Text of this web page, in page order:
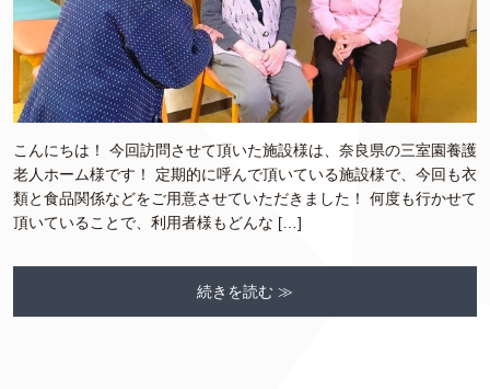
こんにちは！ 今回訪問させて頂いた施設様は、奈良県の三室園養護
老人ホーム様です！ 定期的に呼んで頂いている施設様で、今回も衣
類と食品関係などをご用意させていただきました！ 何度も行かせて
頂いていることで、利用者様もどんな […]
続きを読む ≫